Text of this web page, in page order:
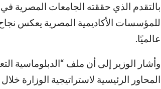
بالتقدم الذي حققته الجامعات المصرية في
للمؤسسات الأكاديمية المصرية يعكس
عالميًا.
وأشار الوزير إلى أن ملف “الدبلوماسية
المحاور الرئيسية لاستراتيجية الوزارة